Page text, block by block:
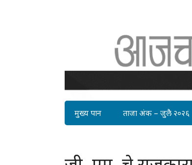
मुख्य पान ताजा अंक – जुलै २०२६